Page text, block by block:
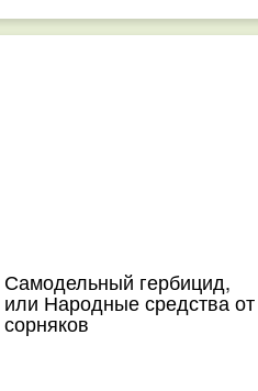
Самодельный гербицид,
или Народные средства от
сорняков